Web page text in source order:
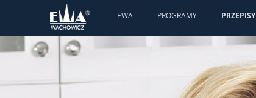
EWA PROGRAMY PRZEPISY